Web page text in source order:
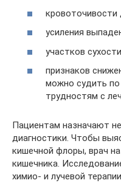
кровоточивости
усиления
участков
признаков
можно судить
трудностям с
Пациентам назначают
диагностики. Чтобы
кишечной флоры, врач
кишечника.
химио- и лучевой